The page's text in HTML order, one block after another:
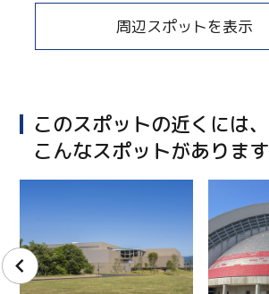
周辺スポットを表示
このスポットの近くには、
こんなスポットがあります